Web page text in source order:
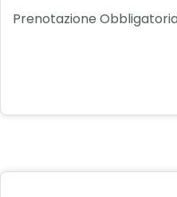
Prenotazione